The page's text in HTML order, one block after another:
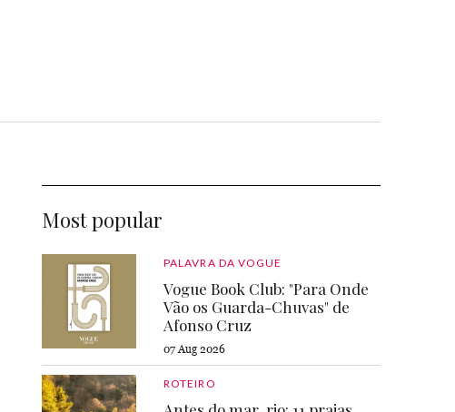
Most popular
PALAVRA DA VOGUE
Vogue Book Club: "Para Onde
Vão os Guarda-Chuvas" de
Afonso Cruz
07 Aug 2026
ROTEIRO